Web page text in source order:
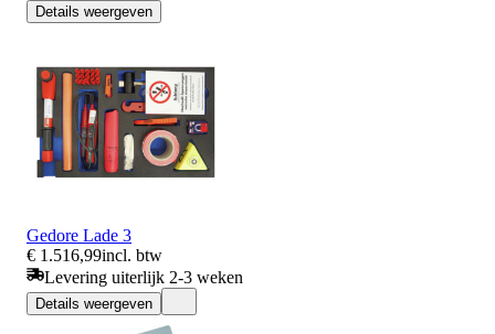
Details weergeven
Gedore Lade 3
€ 1.516,99incl. btw
Levering uiterlijk 2-3 weken
Details weergeven